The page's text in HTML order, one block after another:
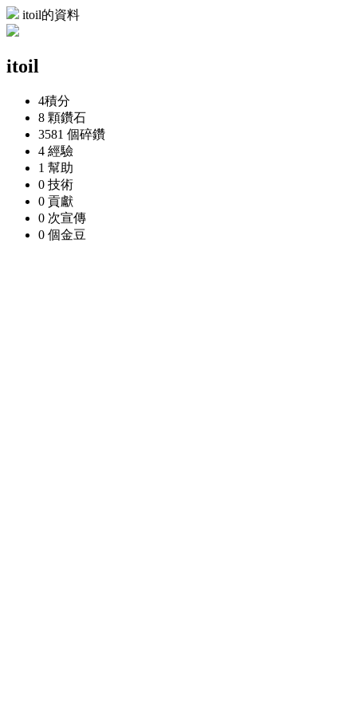
itoil的資料
itoil
4積分
8 顆鑽石
3581 個碎鑽
4 經驗
1 幫助
0 技術
0 貢獻
0 次宣傳
0 個金豆